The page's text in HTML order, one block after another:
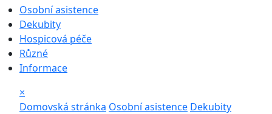
Osobní asistence
Dekubity
Hospicová péče
Různé
Informace
×
Domovská stránka Osobní asistence Dekubity